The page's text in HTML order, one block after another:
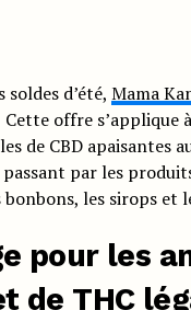
soldes d’été, Mama
offre s’applique
de CBD apaisantes
par les
les sirops et
pour les
de THC